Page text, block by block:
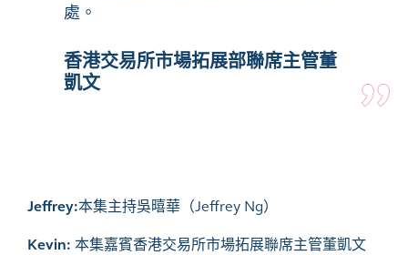
處。
香港交易所市場拓展部聯席主管董
凱文
Jeffrey:本集主持吳暿華（Jeffrey Ng）
Kevin: 本集嘉賓香港交易所市場拓展聯席主管董凱文